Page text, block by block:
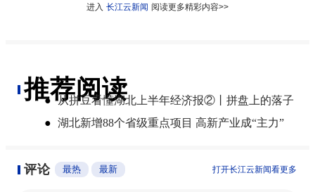
进入 长江云新闻 阅读更多精彩内容>>
推荐阅读
● 从拼豆看懂湖北上半年经济报②丨拼盘上的落子
● 湖北新增88个省级重点项目 高新产业成“主力”
评论 最热 最新 打开长江云新闻看更多